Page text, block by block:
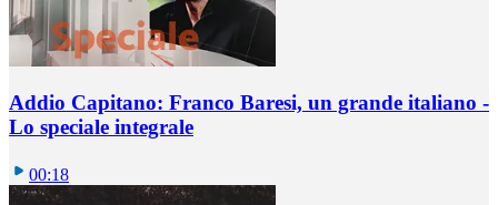
Addio Capitano: Franco Baresi, un grande italiano -
Lo speciale integrale
00:18